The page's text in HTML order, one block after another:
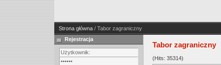
Strona główna / Tabor zagraniczny
Rejestracja
Tabor zagraniczny
(Hits: 35314)